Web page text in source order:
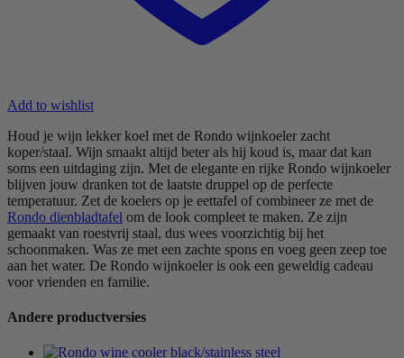
Add to wishlist
Houd je wijn lekker koel met de Rondo wijnkoeler zacht
koper/staal. Wijn smaakt altijd beter als hij koud is, maar dat kan
soms een uitdaging zijn. Met de elegante en rijke Rondo wijnkoeler
blijven jouw dranken tot de laatste druppel op de perfecte
temperatuur. Zet de koelers op je eettafel of combineer ze met de
Rondo dienbladtafel om de look compleet te maken. Ze zijn
gemaakt van roestvrij staal, dus wees voorzichtig bij het
schoonmaken. Was ze met een zachte spons en voeg geen zeep toe
aan het water. De Rondo wijnkoeler is ook een geweldig cadeau
voor vrienden en familie.
Andere productversies